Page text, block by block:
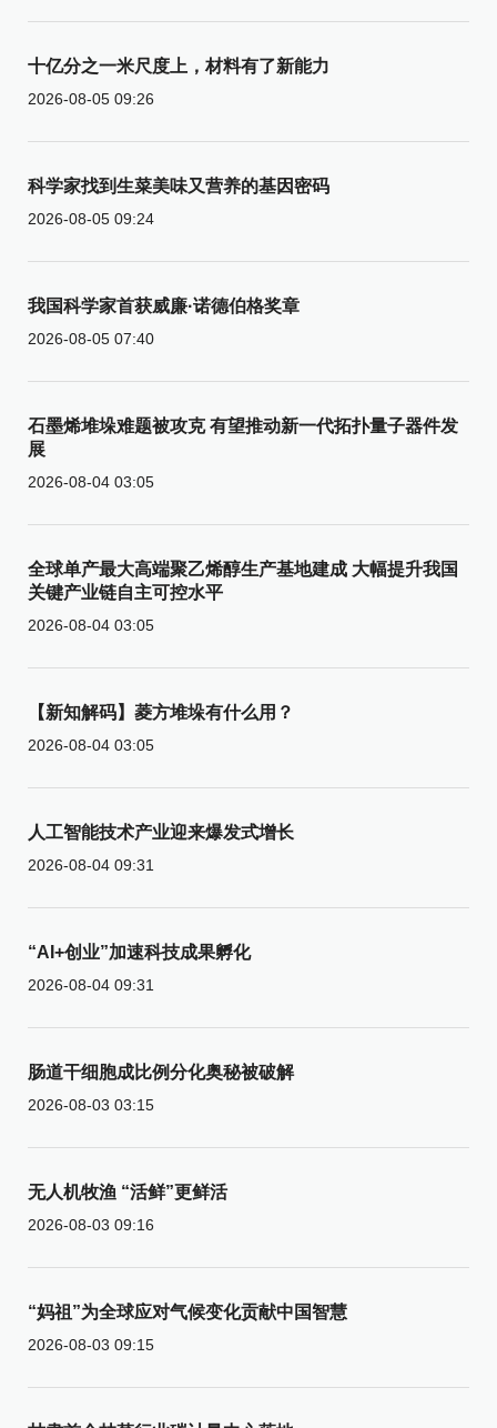
十亿分之一米尺度上，材料有了新能力
2026-08-05 09:26
科学家找到生菜美味又营养的基因密码
2026-08-05 09:24
我国科学家首获威廉·诺德伯格奖章
2026-08-05 07:40
石墨烯堆垛难题被攻克 有望推动新一代拓扑量子器件发
展
2026-08-04 03:05
全球单产最大高端聚乙烯醇生产基地建成 大幅提升我国
关键产业链自主可控水平
2026-08-04 03:05
【新知解码】菱方堆垛有什么用？
2026-08-04 03:05
人工智能技术产业迎来爆发式增长
2026-08-04 09:31
“AI+创业”加速科技成果孵化
2026-08-04 09:31
肠道干细胞成比例分化奥秘被破解
2026-08-03 03:15
无人机牧渔 “活鲜”更鲜活
2026-08-03 09:16
“妈祖”为全球应对气候变化贡献中国智慧
2026-08-03 09:15